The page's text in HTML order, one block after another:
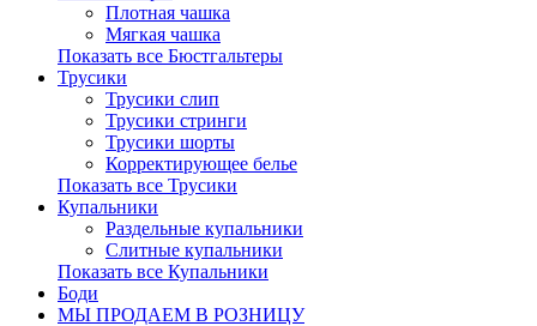
Плотная чашка
Мягкая чашка
Показать все Бюстгальтеры
Трусики
Трусики слип
Трусики стринги
Трусики шорты
Корректирующее белье
Показать все Трусики
Купальники
Раздельные купальники
Слитные купальники
Показать все Купальники
Боди
МЫ ПРОДАЕМ В РОЗНИЦУ